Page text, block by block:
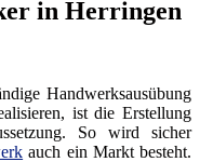
in Herringen
Handwerksausübung
ist die Erstellung
So wird sicher
auch ein Markt besteht.